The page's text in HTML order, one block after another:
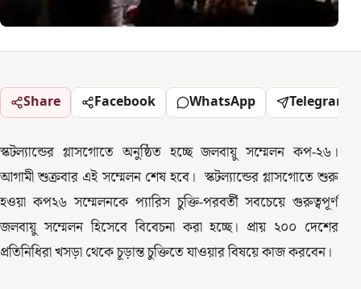
Share Facebook WhatsApp Telegram
স্কটল্যান্ডের গ্লাসগোতে অনুষ্ঠিত হচ্ছে জলবায়ু সম্মেলন কপ-২৬।
আগামী শুক্রবার এই সম্মেলন শেষ হবে। স্কটল্যান্ডের গ্লাসগোতে শুরু
হওয়া কপ২৬ সম্মেলনকে প্যারিস চুক্তি-পরবর্তী সবচেয়ে গুরুত্বপূর্ণ
জলবায়ু সম্মেলন হিসেবে বিবেচনা করা হচ্ছে। প্রায় ২০০ দেশের
প্রতিনিধিরা খসড়া থেকে চূড়ান্ত চুক্তিতে যাওয়ার বিষয়ে কাজ করবেন।